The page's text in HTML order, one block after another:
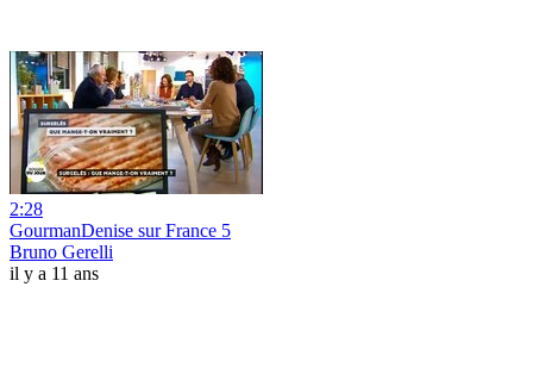
2:28
GourmanDenise sur France 5
Bruno Gerelli
il y a 11 ans